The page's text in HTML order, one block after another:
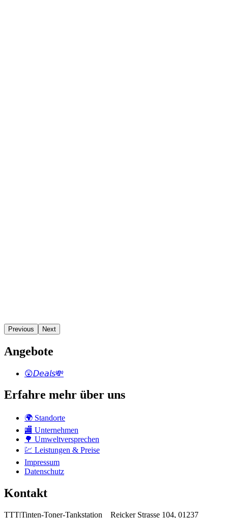
Previous Next
Angebote
😲𝘋𝘦𝘢𝘭𝘴💸
Erfahre mehr über uns
🌍 Standorte
🏬 Unternehmen
🌳 Umweltversprechen
💹 Leistungen & Preise
Impressum
Datenschutz
Kontakt
TTT|Tinten-Toner-Tankstation Reicker Strasse 104, 01237